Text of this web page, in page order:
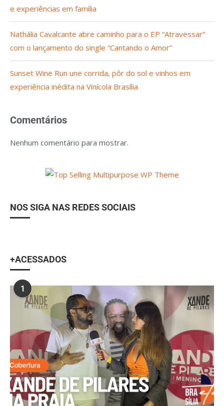
e experiências em família
Nathália Cavalcante abre caminho para o EP “Atravessar”
com o lançamento do single “Cantando o Amor”
Sunset Wine Run une corrida, pôr do sol e vinhos em
experiência inédita na Vinícola Brasília
Comentários
Nenhum comentário para mostrar.
NOS SIGA NAS REDES SOCIAIS
+ACESSADOS
1